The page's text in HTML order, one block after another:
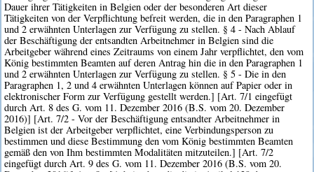
Dauer ihrer Tätigkeiten in Belgien oder der besonderen Art dieser
Tätigkeiten von der Verpflichtung befreit werden, die in den Paragraphen 1
und 2 erwähnten Unterlagen zur Verfügung zu stellen. § 4 - Nach Ablauf
der Beschäftigung der entsandten Arbeitnehmer in Belgien sind die
Arbeitgeber während eines Zeitraums von einem Jahr verpflichtet, den vom
König bestimmten Beamten auf deren Antrag hin die in den Paragraphen 1
und 2 erwähnten Unterlagen zur Verfügung zu stellen. § 5 - Die in den
Paragraphen 1, 2 und 4 erwähnten Unterlagen können auf Papier oder in
elektronischer Form zur Verfügung gestellt werden.] [Art. 7/1 eingefügt
durch Art. 8 des G. vom 11. Dezember 2016 (B.S. vom 20. Dezember
2016)] [Art. 7/2 - Vor der Beschäftigung entsandter Arbeitnehmer in
Belgien ist der Arbeitgeber verpflichtet, eine Verbindungsperson zu
bestimmen und diese Bestimmung den vom König bestimmten Beamten
gemäß den von Ihm bestimmten Modalitäten mitzuteilen.] [Art. 7/2
eingefügt durch Art. 9 des G. vom 11. Dezember 2016 (B.S. vom 20.